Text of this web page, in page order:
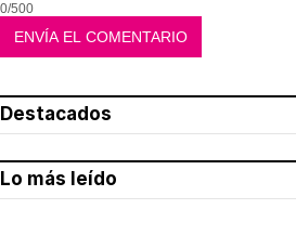
0/500
Destacados
Lo más leído